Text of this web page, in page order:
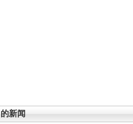
的新闻